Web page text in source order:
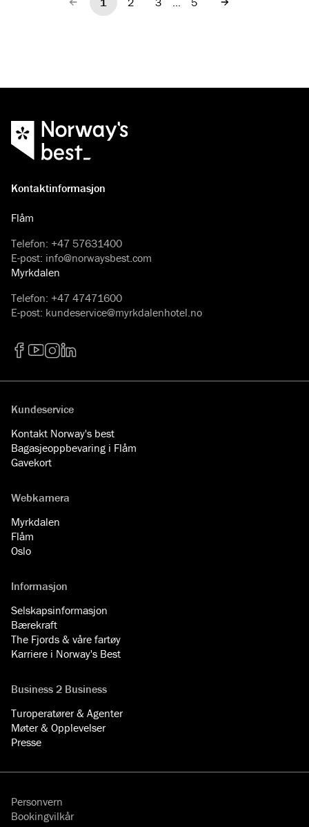
Forrige Neste
Kontaktinformasjon
Flåm
Telefon: +47 57631400
E-post: info@norwaysbest.com
Myrkdalen
Telefon: +47 47471600
E-post: kundeservice@myrkdalenhotel.no
Kundeservice
Kontakt Norway's best
Bagasjeoppbevaring i Flåm
Gavekort
Webkamera
Myrkdalen
Flåm
Oslo
Informasjon
Selskapsinformasjon
Bærekraft
The Fjords & våre fartøy
Karriere i Norway's Best
Business 2 Business
Turoperatører & Agenter
Møter & Opplevelser
Presse
Personvern
Bookingvilkår